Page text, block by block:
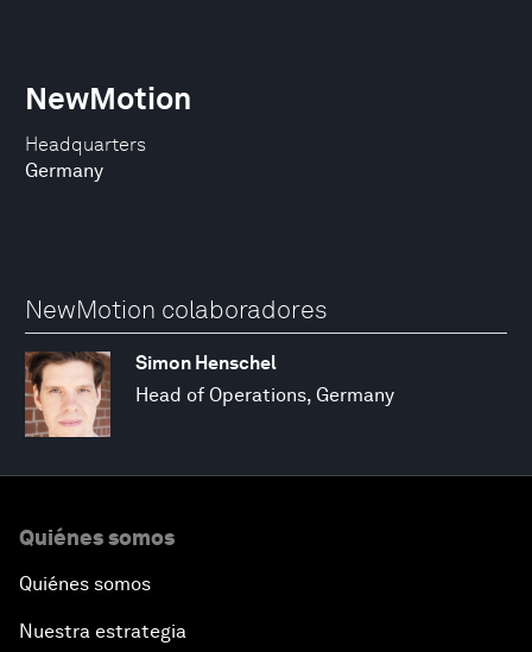
Headquarters
Germany
NewMotion
NewMotion colaboradores
Simon Henschel
Head of Operations, Germany
Quiénes somos
Quiénes somos
Nuestra estrategia